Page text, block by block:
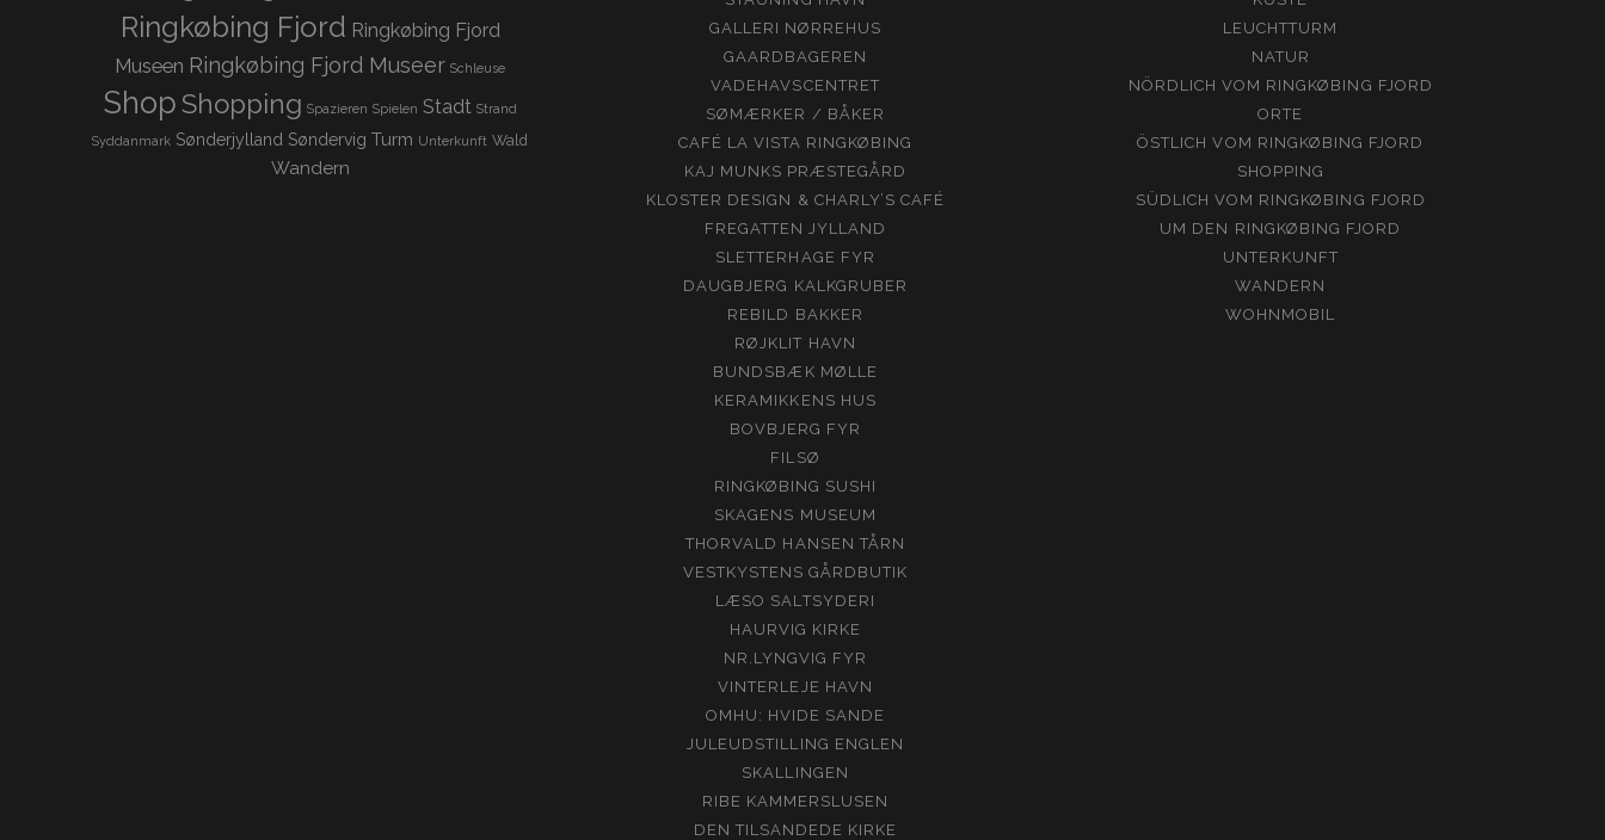
Ringkøbing Fjord Ringkøbing Fjord
Museen Ringkøbing Fjord Museer Schleuse
ShopShopping Spazieren Spielen Stadt Strand
Syddanmark Sønderjylland Søndervig Turm Unterkunft Wald
Wandern
GALLERI NØRREHUS
GAARDBAGEREN
VADEHAVSCENTRET
SØMÆRKER / BÅKER
CAFÉ LA VISTA RINGKØBING
KAJ MUNKS PRÆSTEGÅRD
KLOSTER DESIGN & CHARLY’S CAFÉ
FREGATTEN JYLLAND
SLETTERHAGE FYR
DAUGBJERG KALKGRUBER
REBILD BAKKER
RØJKLIT HAVN
BUNDSBÆK MØLLE
KERAMIKKENS HUS
BOVBJERG FYR
FILSØ
RINGKØBING SUSHI
SKAGENS MUSEUM
THORVALD HANSEN TÅRN
VESTKYSTENS GÅRDBUTIK
LÆSO SALTSYDERI
HAURVIG KIRKE
NR.LYNGVIG FYR
VINTERLEJE HAVN
OMHU: HVIDE SANDE
JULEUDSTILLING ENGLEN
SKALLINGEN
RIBE KAMMERSLUSEN
DEN TILSANDEDE KIRKE
LEUCHTTURM
NATUR
NÖRDLICH VOM RINGKØBING FJORD
ORTE
ÖSTLICH VOM RINGKØBING FJORD
SHOPPING
SÜDLICH VOM RINGKØBING FJORD
UM DEN RINGKØBING FJORD
UNTERKUNFT
WANDERN
WOHNMOBIL